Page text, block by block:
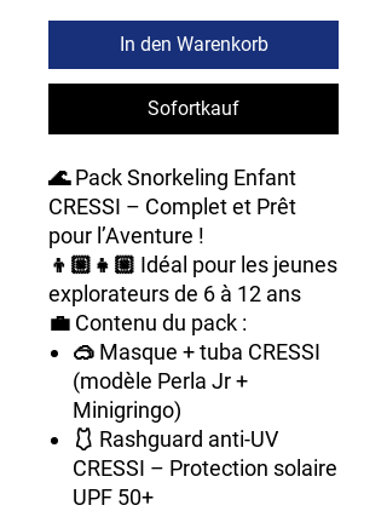
In den Warenkorb
Sofortkauf
🌊Pack Snorkeling Enfant
CRESSI – Complet et Prêt
pour l’Aventure !
👦🏼👧🏼 Idéal pour les jeunes
explorateurs de 6 à 12 ans
💼 Contenu du pack :
🥽 Masque + tuba CRESSI
(modèle Perla Jr +
Minigringo)
🩱 Rashguard anti-UV
CRESSI – Protection solaire
UPF 50+